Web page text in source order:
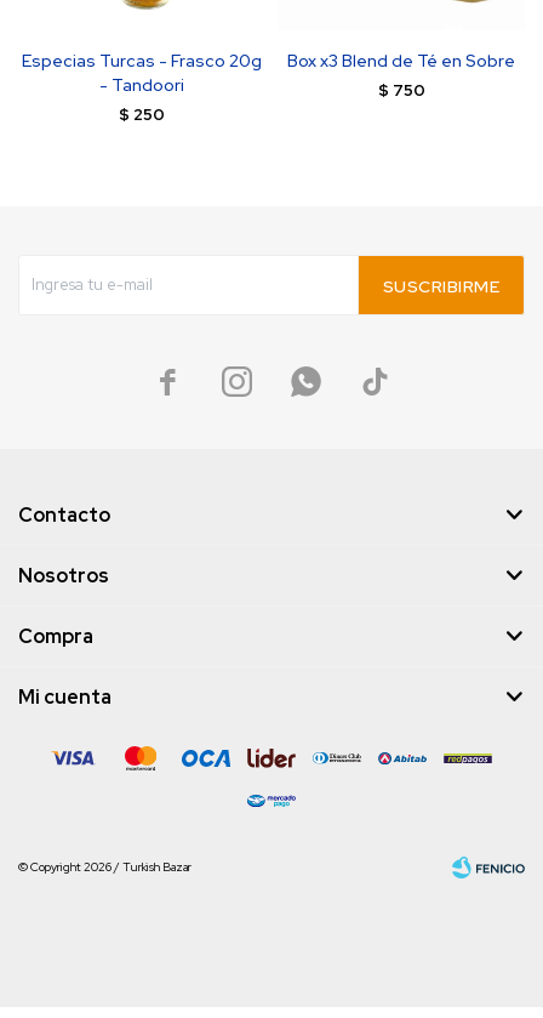
Especias Turcas - Frasco 20g
- Tandoori
$ 250
Box x3 Blend de Té en Sobre
$ 750
SUSCRIBIRME
   
Contacto
Nosotros
Compra
Mi cuenta
© Copyright 2026 / Turkish Bazar